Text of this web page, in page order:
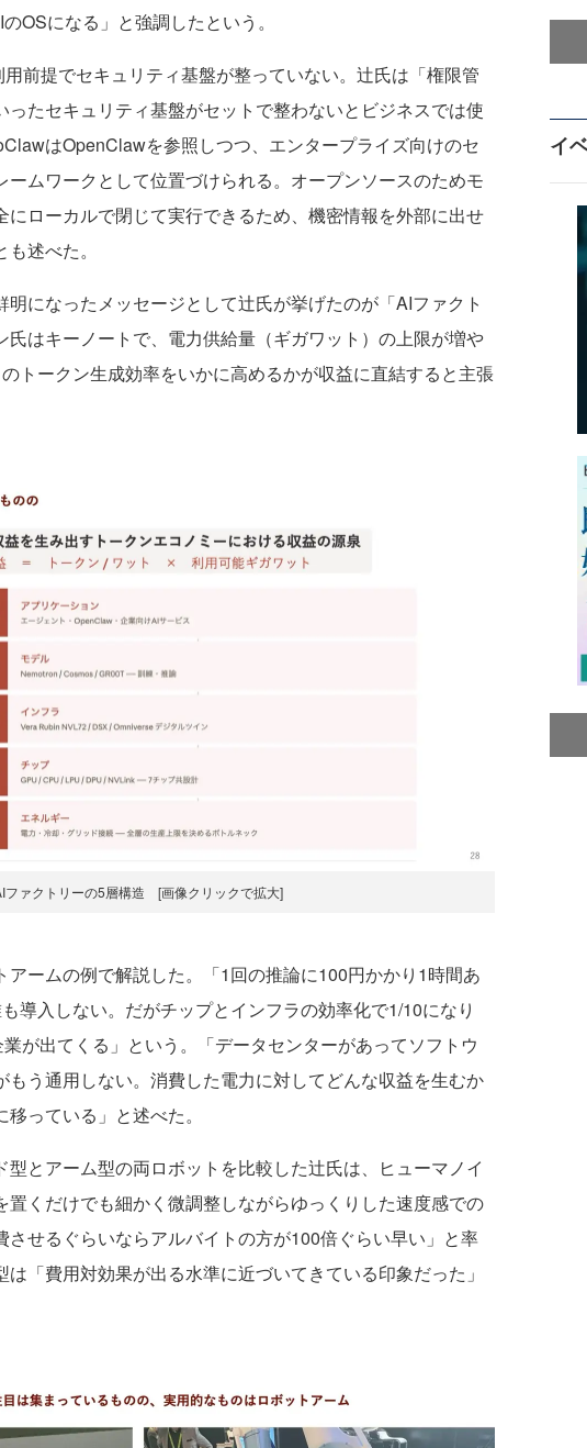
OSになる」と強調したという。
前提でセキュリティ基盤が整っていない。辻氏は「権限管
たセキュリティ基盤がセットで整わないとビジネスでは使
はOpenClawを参照しつつ、エンタープライズ向けのセ
ームワークとして位置づけられる。オープンソースのためモ
にローカルで閉じて実行できるため、機密情報を外部に出せ
述べた。
になったメッセージとして辻氏が挙げたのが「AIファクト
氏はキーノートで、電力供給量（ギガワット）の上限が増や
トークン生成効率をいかに高めるかが収益に直結すると主張
ファクトリーの5層構造 [画像クリックで拡大]
ームの例で解説した。「1回の推論に100円かかり1時間あ
導入しない。だがチップとインフラの効率化で1/10になり
が出てくる」という。「データセンターがあってソフトウ
もう通用しない。消費した電力に対してどんな収益を生むか
っている」と述べた。
とアーム型の両ロボットを比較した辻氏は、ヒューマノイ
置くだけでも細かく微調整しながらゆっくりした速度感での
させるぐらいならアルバイトの方が100倍ぐらい早い」と率
「費用対効果が出る水準に近づいてきている印象だった」
イ